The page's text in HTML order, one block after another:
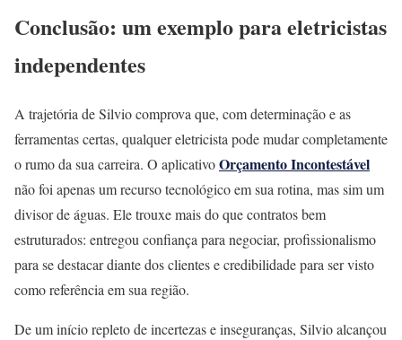
Conclusão: um exemplo para eletricistas
independentes
A trajetória de Silvio comprova que, com determinação e as
ferramentas certas, qualquer eletricista pode mudar completamente
o rumo da sua carreira. O aplicativoOrçamento Incontestável
não foi apenas um recurso tecnológico em sua rotina, mas sim um
divisor de águas. Ele trouxe mais do que contratos bem
estruturados: entregou confiança para negociar, profissionalismo
para se destacar diante dos clientes e credibilidade para ser visto
como referência em sua região.
De um início repleto de incertezas e inseguranças, Silvio alcançou